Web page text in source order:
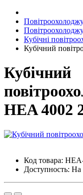
Кубічні
Кубічний
Кубічний
HEA 4002
Код товара:
Доступность: На